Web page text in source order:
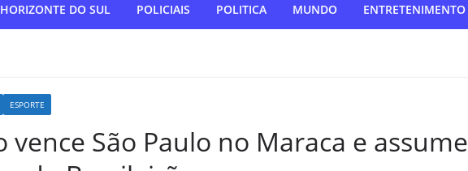
DO SUL POLICIAIS POLITICA MUNDO ENTRETENIMENTO
ESPORTE
vence São Paulo no Maraca e assume